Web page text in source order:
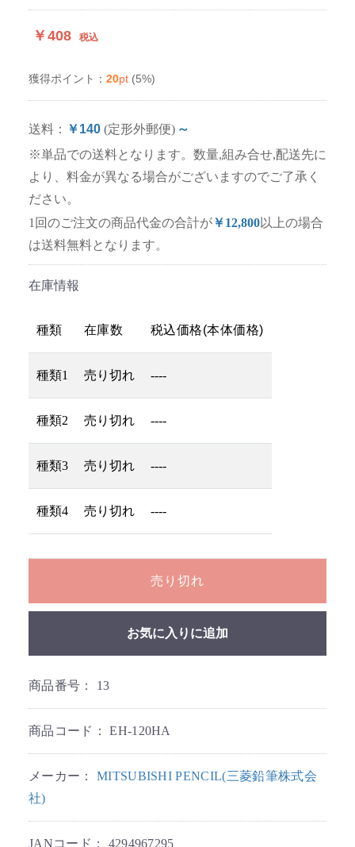
￥408 税込
獲得ポイント： 20pt (5%)
送料： ￥140 (定形外郵便) ～
※単品での送料となります。数量,組み合せ,配送先に
より、料金が異なる場合がございますのでご了承く
ださい。
1回のご注文の商品代金の合計が￥12,800以上の場合
は送料無料となります。
在庫情報
種類 在庫数 税込価格(本体価格)
種類1 売り切れ ----
種類2 売り切れ ----
種類3 売り切れ ----
種類4 売り切れ ----
売り切れ
お気に入りに追加
商品番号： 13
商品コード：EH-120HA
メーカー： MITSUBISHI PENCIL(三菱鉛筆株式会
社)
JANコード： 4294967295